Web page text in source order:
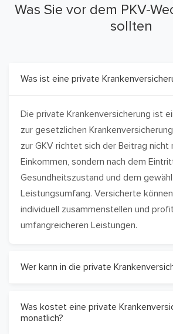
Was Sie vor dem PKV-
sollten
Was ist eine private
Die private Krankenversicherung ist
zur gesetzlichen
zur GKV richtet sich der Beitrag nicht
Einkommen, sondern nach dem
Gesundheitszustand und dem
Leistungsumfang. Versicherte
individuell zusammenstellen und
umfangreicheren Leistungen.
Wer kann in die private
Was kostet eine private
monatlich?